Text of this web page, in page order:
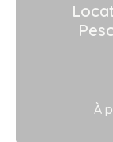
À